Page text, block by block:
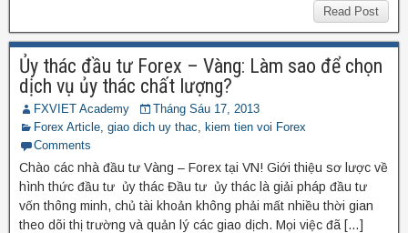
Read Post
Ủy thác đầu tư Forex – Vàng: Làm sao để chọn
dịch vụ ủy thác chất lượng?
FXVIET Academy
Tháng Sáu 17, 2013
Forex Article giao dich uy thac
kiem tien voi Forex
Comments
Chào các nhà đầu tư Vàng – Forex tại VN! Giới thiệu sơ lược về
hình thức đầu tư ủy thác Đầu tư ủy thác là giải pháp đầu tư
vốn thông minh, chủ tài khoản không phải mất nhiều thời gian
theo dõi thị trường và quản lý các giao dịch. Mọi việc đã […]